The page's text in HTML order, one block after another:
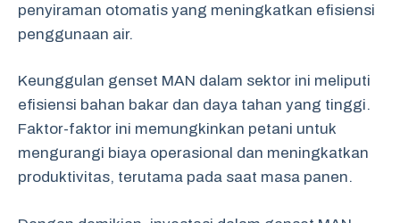
penyiraman otomatis yang meningkatkan efisiensi
penggunaan air.
Keunggulan genset MAN dalam sektor ini meliputi
efisiensi bahan bakar dan daya tahan yang tinggi.
Faktor-faktor ini memungkinkan petani untuk
mengurangi biaya operasional dan meningkatkan
produktivitas, terutama pada saat masa panen.